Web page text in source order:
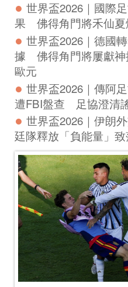
世界盃2026｜8強名單全數出爐　對
世界盃2026｜連續11日有免費直播
及港九新界邊度有波睇